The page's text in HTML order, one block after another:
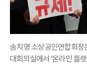
송치영 소상공인연합회장
대회의실에서 '온라인 플